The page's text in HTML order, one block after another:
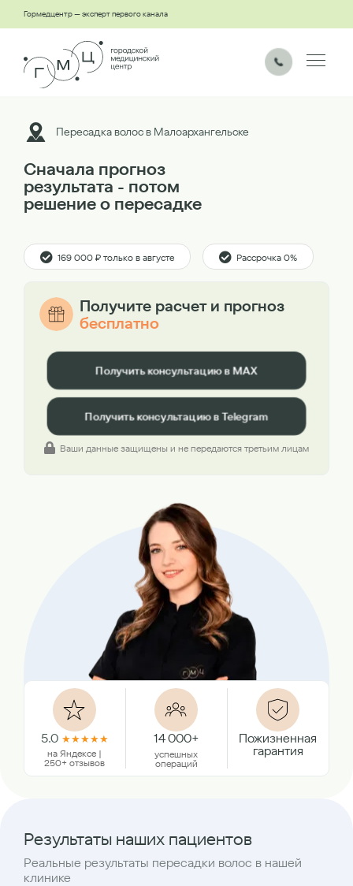
Гормедцентр — эксперт первого канала
Пересадка волос в Малоархангельске
Сначала прогноз
результата - потом
решение о пересадке
169 000 ₽ только в августе Рассрочка 0%
Получите расчет и прогноз
бесплатно
Получить консультацию в MAX
Получить консультацию в Telegram
Ваши данные защищены и не передаются третьим лицам
5.0 ★★★★★
на Яндексе |
250+ отзывов
14 000+
успешных
операций
Пожизненная
гарантия
Результаты наших пациентов
Реальные результаты пересадки волос в нашей
клинике